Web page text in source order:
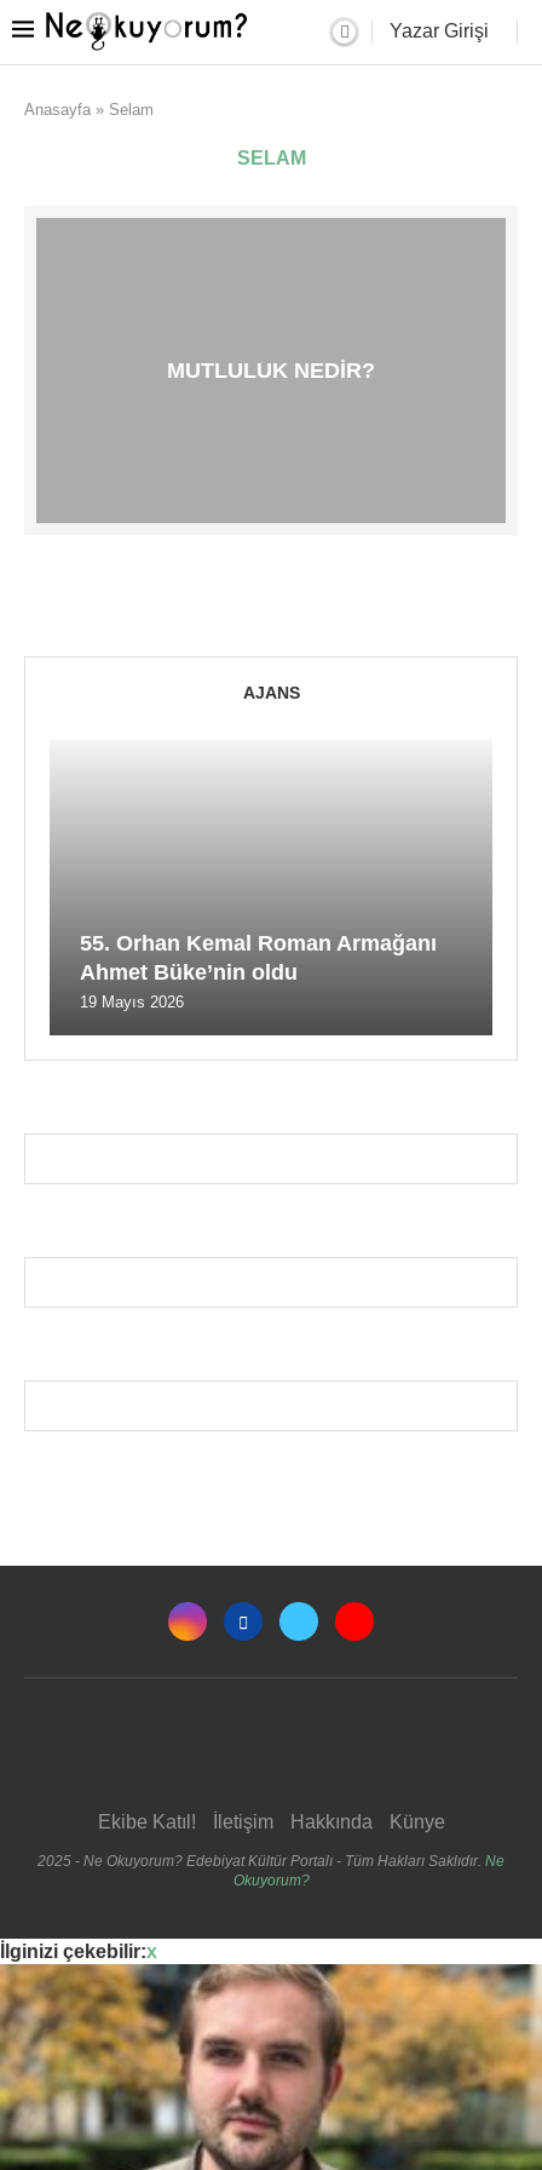
Yazar Girişi
Anasayfa » Selam
SELAM
MUTLULUK NEDIR?
AJANS
55. Orhan Kemal Roman Armağanı
Ahmet Büke’nin oldu
19 Mayıs 2026
Ekibe Katıl! İletişim Hakkında Künye
2025 - Ne Okuyorum? Edebiyat Kültür Portalı - Tüm Hakları Saklıdır. Ne
Okuyorum?
İlginizi çekebilir:x